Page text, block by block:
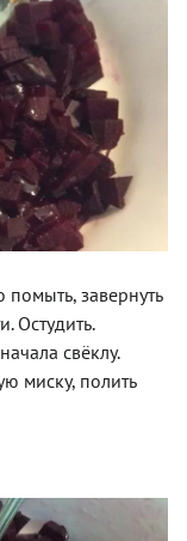
помыть, завернуть
Остудить.
свёклу.
миску, полить